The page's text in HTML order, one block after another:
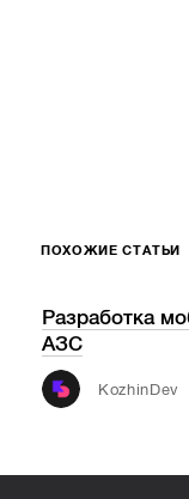
ПОХОЖИЕ СТАТЬИ
Разработка
АЗС
KozhinDev